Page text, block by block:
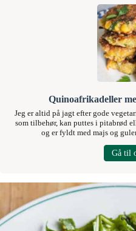
Quinoafrikadeller
Jeg er altid på jagt efter gode
som tilbehør, kan puttes i pitabrød
og er fyldt med majs og
Gå til